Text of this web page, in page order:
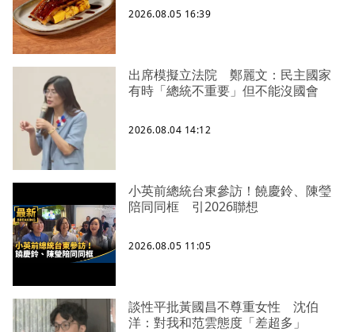
2026.08.05 16:39
出席模擬立法院 鄭麗文：民主國家
有時「總統不重要」但不能沒國會
2026.08.04 14:12
小英前總統台東參訪！饒慶鈴、陳瑩
陪同同框 引2026聯想
2026.08.05 11:05
談性平批黃國昌不尊重女性 沈伯
洋：對我和范雲態度「差超多」